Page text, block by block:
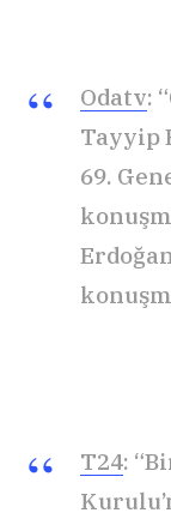
Odatv:
Tayyip
69.
T24: